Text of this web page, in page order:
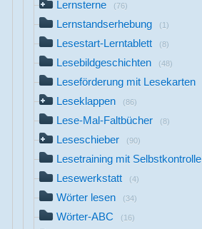
Lernsterne (76)
Lernstandserhebung (1)
Lesestart-Lerntablett (8)
Lesebildgeschichten (48)
Leseförderung mit Lesekarten
Leseklappen (86)
Lese-Mal-Faltbücher (8)
Leseschieber (90)
Lesetraining mit Selbstkontrolle
Lesewerkstatt (4)
Wörter lesen (34)
Wörter-ABC (16)